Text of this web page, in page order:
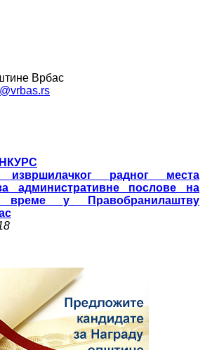
Врбас
радног места
административне послове на
време у Правобранилаштву